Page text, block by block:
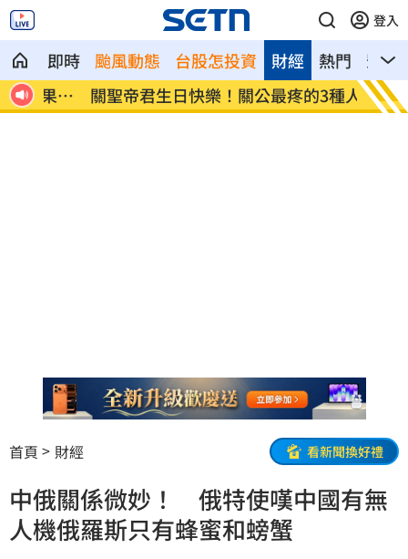
登入
即時 颱風動態 台股怎投資 熱門 影音
財經
驚
關聖帝君生日快樂！關公最疼的3種人曝光 黃捷
品
首頁 財經 看新聞換好禮
中俄關係微妙！ 俄特使嘆中國有無
人機俄羅斯只有蜂蜜和螃蟹